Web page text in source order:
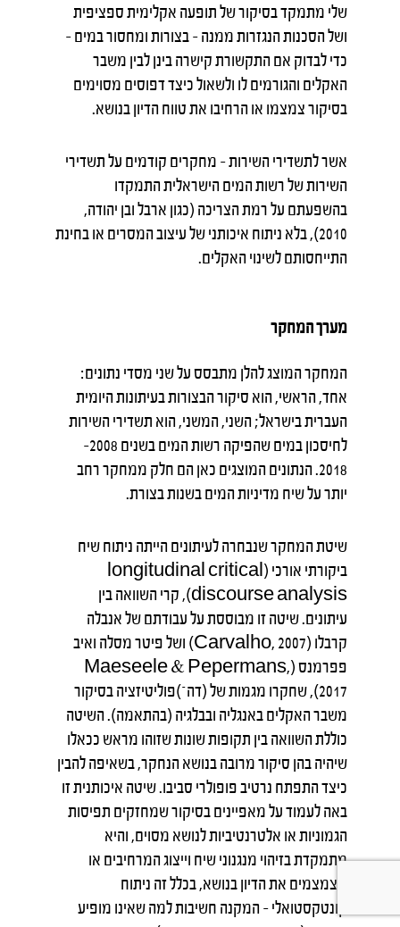
שלי מתמקד בסיקור של תופעה אקלימית ספציפית
ושל הסכנות הנגזרות ממנה – בצורות ומחסור במים –
כדי לבדוק אם התקשורת קישרה בינן לבין משבר
האקלים והגורמים לו ולשאול כיצד דפוסים מסוימים
בסיקור צמצמו או הרחיבו את טווח הדיון בנושא.
אשר לתשדירי השירות – מחקרים קודמים על תשדירי
השירות של רשות המים הישראלית התמקדו
בהשפעתם על רמת הצריכה (כגון ארבל ובן יהודה,
2010), בלא ניתוח איכותני של עיצוב המסרים או בחינת
התייחסותם לשינוי האקלים.
מערך המחקר
המחקר המוצג להלן מתבסס על שני מסדי נתונים:
אחד, הראשי, הוא סיקור הבצורות בעיתונות היומית
העברית בישראל; השני, המשני, הוא תשדירי השירות
לחיסכון במים שהפיקה רשות המים בשנים 2008–
2018. הנתונים המוצגים כאן הם חלק ממחקר רחב
יותר על שיח מדיניות המים בשנות בצורת.
שיטת המחקר שנבחרה לעיתונים הייתה ניתוח שיח
ביקורתי אורכי (longitudinal critical
discourse analysis), קרי השוואה בין
עיתונים. שיטה זו מבוססת על עבודתם של אנבלה
קרבלו (Carvalho, 2007) ושל פיטר מסלה ואיב
פפרמנס (Maeseele & Pepermans,
2017), שחקרו מגמות של (דה־)פוליטיזציה בסיקור
משבר האקלים באנגליה ובבלגיה (בהתאמה). השיטה
כוללת השוואה בין תקופות שונות שזוהו מראש ככאלו
שיהיה בהן סיקור מרובה בנושא הנחקר, בשאיפה להבין
כיצד התפתח נרטיב פופולרי סביבו. שיטה איכותנית זו
באה לעמוד על מאפיינים בסיקור שמחזקים תפיסות
הגמוניות או אלטרנטיביות לנושא מסוים, והיא
מתמקדת בזיהוי מנגנוני שיח וייצוג המרחיבים או
מצמצמים את הדיון בנושא, בכלל זה ניתוח
קונטקסטואלי – המקנה חשיבות למה שאינו מופיע